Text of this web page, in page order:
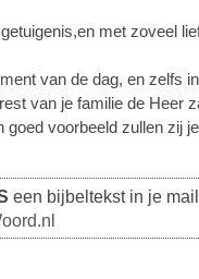
met zoveel
van de dag, en zelfs in
van je familie de Heer
goed voorbeeld zullen zij
een bijbeltekst in je